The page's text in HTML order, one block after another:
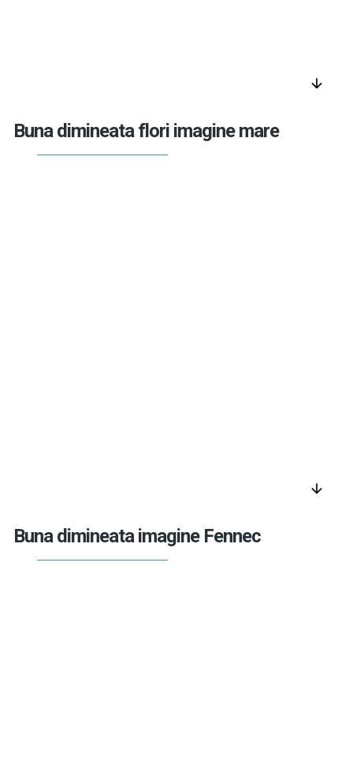
arrow_downward
Buna dimineata flori imagine mare
arrow_downward
Buna dimineata imagine Fennec